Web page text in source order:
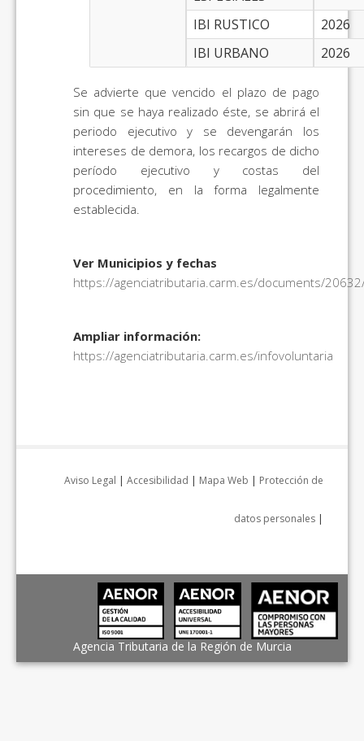
IBI RUSTICO
2026
IBI URBANO
2026
Se advierte que vencido el plazo de pago
sin que se haya realizado éste, se abrirá el
periodo ejecutivo y se devengarán los
intereses de demora, los recargos de dicho
período ejecutivo y costas del
procedimiento, en la forma legalmente
establecida.
Ver Municipios y fechas
https://agenciatributaria.carm.es/documents/20632/
Ampliar información:
https://agenciatributaria.carm.es/infovoluntaria
Aviso Legal | Accesibilidad | Mapa Web | Protección de
datos personales |
Agencia Tributaria de la Región de Murcia